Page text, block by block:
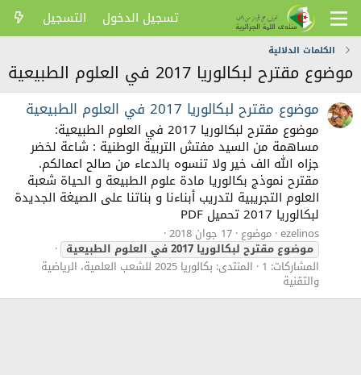
تسجيل الدخول التسجيل
الكلمات الدلالية
موضوع مقترح لبكالوريا 2017 في العلوم الطبيعية
موضوع مقترح لبكالوريا 2017 في العلوم الطبيعية
موضوع مقترح لبكالوريا 2017 في العلوم الطبيعية:
مساهمة من السيد مفتش التربية الوطنية : شاعة لخضر
جزاه الله الف خير ولا تنسوه بالدعاء من صالح اعمالكم.
مقترح نموذج بكالوريا مادة علوم الطبيعة و الحياة شعبة
العلوم التجريبية لتدريب أبناءنا و بناتنا على الصيغة الجديدة
لبكالوريا 2017 تحميل PDF
ezelinos موضوع 17 جوان 2018
موضوعمقترحلبكالوريا2017فيالعلومالطبيعية
المشاركات: 1
المنتدى: بكالوريا 2025 للشعب العلمية، الرياضية
والتقنية